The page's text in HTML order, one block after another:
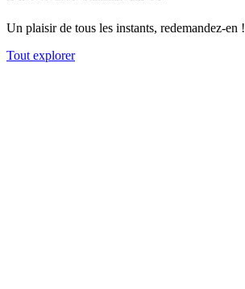
Un plaisir de tous les instants, redemandez-en !
Tout explorer